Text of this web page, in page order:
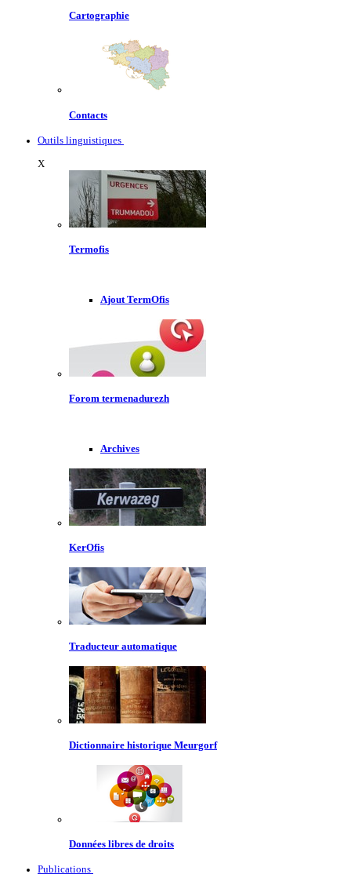
Cartographie
Contacts
Outils linguistiques
X
Termofis
Ajout TermOfis
Forom termenadurezh
Archives
KerOfis
Traducteur automatique
Dictionnaire historique Meurgorf
Données libres de droits
Publications